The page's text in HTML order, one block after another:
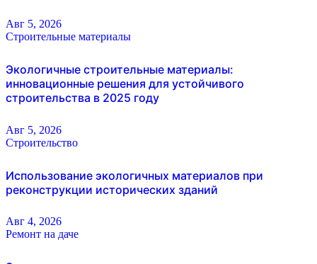
Авг 5, 2026
Строительные материалы
Экологичные строительные материалы:
инновационные решения для устойчивого
строительства в 2025 году
Авг 5, 2026
Строительство
Использование экологичных материалов при
реконструкции исторических зданий
Авг 4, 2026
Ремонт на даче